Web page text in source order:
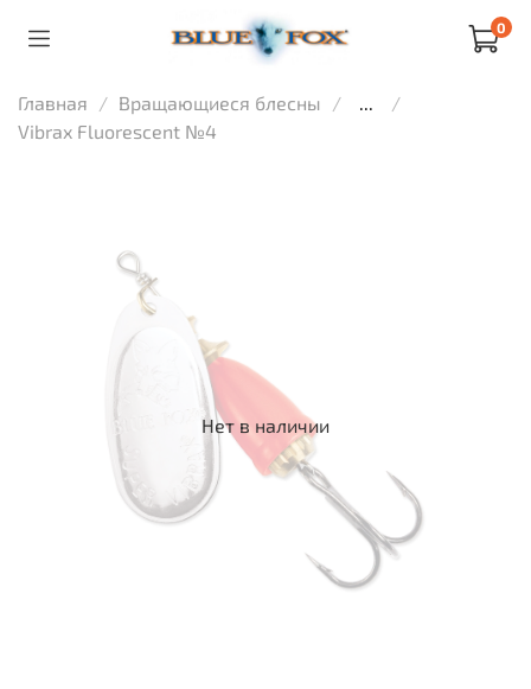
0
Главная Вращающиеся блесны
...
Vibrax Fluorescent №4
Нет в наличии